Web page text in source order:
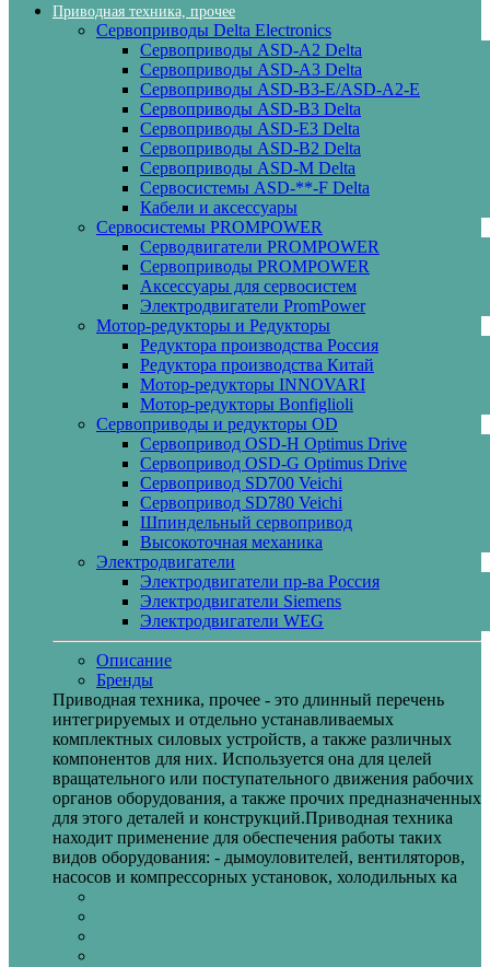
Приводная техника, прочее
Сервоприводы Delta Electronics
Сервоприводы ASD-A2 Delta
Сервоприводы ASD-A3 Delta
Сервоприводы ASD-B3-E/ASD-A2-E
Сервоприводы ASD-B3 Delta
Сервоприводы ASD-E3 Delta
Сервоприводы ASD-B2 Delta
Сервоприводы ASD-M Delta
Сервосистемы ASD-**-F Delta
Кабели и аксессуары
Сервосистемы PROMPOWER
Серводвигатели PROMPOWER
Сервоприводы PROMPOWER
Аксессуары для сервосистем
Электродвигатели PromPower
Мотор-редукторы и Редукторы
Редуктора производства Россия
Редуктора производства Китай
Мотор-редукторы INNOVARI
Мотор-редукторы Bonfiglioli
Сервоприводы и редукторы OD
Сервопривод OSD-H Optimus Drive
Сервопривод OSD-G Optimus Drive
Сервопривод SD700 Veichi
Сервопривод SD780 Veichi
Шпиндельный сервопривод
Высокоточная механика
Электродвигатели
Электродвигатели пр-ва Россия
Электродвигатели Siemens
Электродвигатели WEG
Описание
Бренды
Приводная техника, прочее - это длинный перечень
интегрируемых и отдельно устанавливаемых
комплектных силовых устройств, а также различных
компонентов для них. Используется она для целей
вращательного или поступательного движения рабочих
органов оборудования, а также прочих предназначенных
для этого деталей и конструкций.Приводная техника
находит применение для обеспечения работы таких
видов оборудования: - дымоуловителей, вентиляторов,
насосов и компрессорных установок, холодильных ка